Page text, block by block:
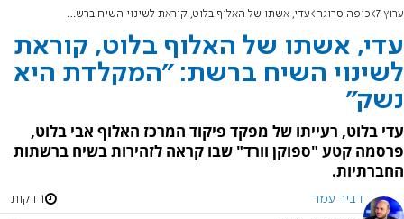
ערוץ 7 כיפה סרוגה עדי, אשתו של האלוף בלוט, קוראת לשינוי השיח ברשת: "המקלדת היא נשק"
עדי, אשתו של האלוף בלוט, קוראת
לשינוי השיח ברשת: "המקלדת היא
נשק"
עדי בלוט, רעייתו של מפקד פיקוד המרכז האלוף אבי בלוט,
פרסמה קטע "ספוקן וורד" שבו קראה לזהירות בשיח ברשתות
החברתיות.
דביר עמר 1 דקות